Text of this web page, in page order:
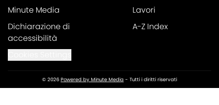
Minute Media
Lavori
Dichiarazione di
accessibilità
A-Z Index
© 2026 Powered by Minute Media - Tutti i diritti riservati